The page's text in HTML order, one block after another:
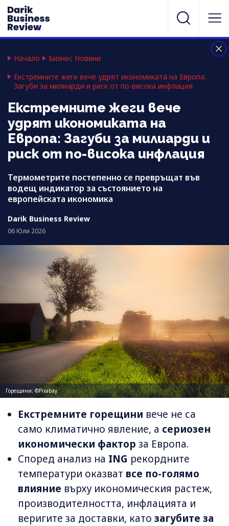
Начало
Бизнес Новини
Екстремните жеги вече удрят икономиката на Европа:
Загуби за милиарди и риск от по-висока инфлация
Екстремните жеги вече
удрят икономиката на
Европа: Загуби за милиарди и
риск от по-висока инфлация
Термометрите постепенно се превръщат във
водещ индикатор за състоянието на
европейската икономика
Darik Business Review
06 Юли 2026
Горещини; ©Pixabay
Екстремните горещини вече не са
само климатично явление, а сериозен
икономически фактор за Европа.
Според анализ на ING рекордните
температури оказват все по-голямо
влияние върху икономическия растеж,
производителността, инфлацията и
веригите за доставки, като загубите за